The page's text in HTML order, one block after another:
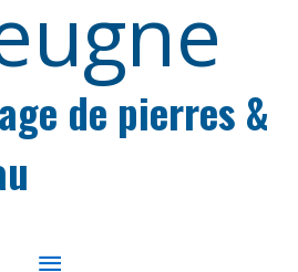
de pierres &
MENU